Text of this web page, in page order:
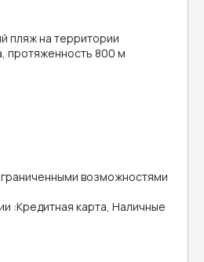
пляж на территории
протяженность 800 м
возможностями
:Кредитная карта, Наличные